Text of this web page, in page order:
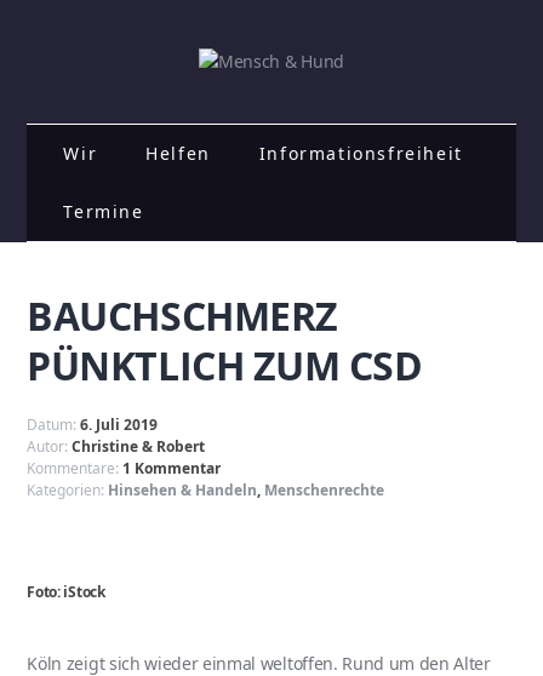
Wir Helfen Informationsfreiheit
Termine
BAUCHSCHMERZ
PÜNKTLICH ZUM CSD
Datum:6. Juli 2019
Autor:Christine & Robert
Kommentare: 1 Kommentar
Kategorien: Hinsehen & Handeln, Menschenrechte
Foto: iStock
Köln zeigt sich wieder einmal weltoffen. Rund um den Alter